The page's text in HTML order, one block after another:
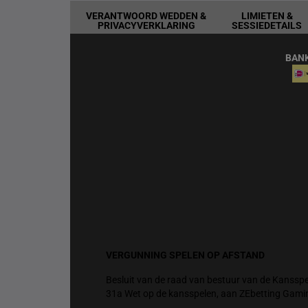
VERANTWOORD WEDDEN &
PRIVACYVERKLARING
LIMIETEN &
SESSIEDETAILS
VERGUNNING SPELEN OP AFSTAND
Besluit van de raad van bestuur van de
31a Wet op de kansspelen, aan ZEbetting